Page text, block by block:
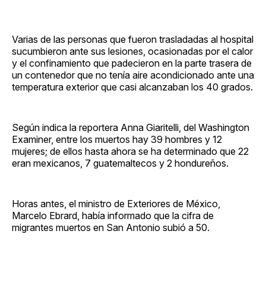
Varias de las personas que fueron trasladadas al hospital
sucumbieron ante sus lesiones, ocasionadas por el calor
y el confinamiento que padecieron en la parte trasera de
un contenedor que no tenía aire acondicionado ante una
temperatura exterior que casi alcanzaban los 40 grados.
Según indica la reportera Anna Giaritelli, del Washington
Examiner, entre los muertos hay 39 hombres y 12
mujeres; de ellos hasta ahora se ha determinado que 22
eran mexicanos, 7 guatemaltecos y 2 hondureños.
Horas antes, el ministro de Exteriores de México,
Marcelo Ebrard, había informado que la cifra de
migrantes muertos en San Antonio subió a 50.